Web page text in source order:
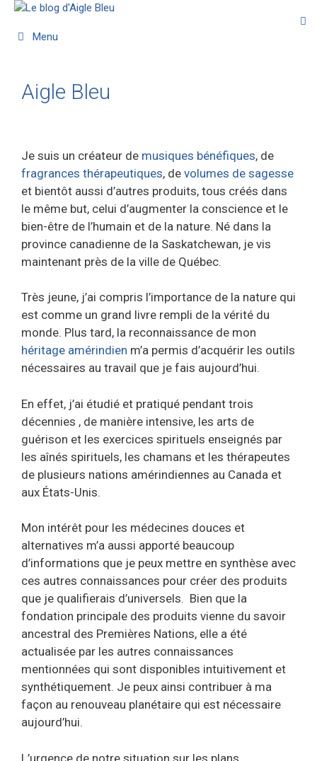
Menu
Aigle Bleu
Je suis un créateur de musiques bénéfiques, de
fragrances thérapeutiques, de volumes de sagesse
et bientôt aussi d’autres produits, tous créés dans
le même but, celui d’augmenter la conscience et le
bien-être de l’humain et de la nature. Né dans la
province canadienne de la Saskatchewan, je vis
maintenant près de la ville de Québec.
Très jeune, j’ai compris l’importance de la nature qui
est comme un grand livre rempli de la vérité du
monde. Plus tard, la reconnaissance de mon
héritage amérindien m’a permis d’acquérir les outils
nécessaires au travail que je fais aujourd’hui.
En effet, j’ai étudié et pratiqué pendant trois
décennies , de manière intensive, les arts de
guérison et les exercices spirituels enseignés par
les aînés spirituels, les chamans et les thérapeutes
de plusieurs nations amérindiennes au Canada et
aux États-Unis.
Mon intérêt pour les médecines douces et
alternatives m’a aussi apporté beaucoup
d’informations que je peux mettre en synthèse avec
ces autres connaissances pour créer des produits
que je qualifierais d’universels. Bien que la
fondation principale des produits vienne du savoir
ancestral des Premières Nations, elle a été
actualisée par les autres connaissances
mentionnées qui sont disponibles intuitivement et
synthétiquement. Je peux ainsi contribuer à ma
façon au renouveau planétaire qui est nécessaire
aujourd’hui.
L’urgence de notre situation sur les plans